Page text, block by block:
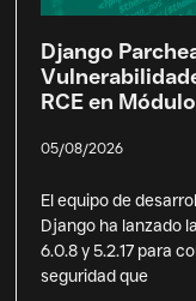
Django
RCE en
05/08/2026
El equipo de
Django ha lanzado
6.0.8 y 5.2.17 para
seguridad que